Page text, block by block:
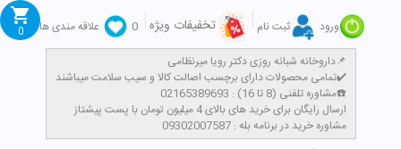
ورود ثبت نام تخفیفات ویژه 0
علاقه مندی ها
داروخانه شبانه روزی دکتر رویا میرنظامی📌
تمامی محصولات دارای برچسب اصالت کالا و سیب سلامت میباشند✔️
مشاوره تلفنی (8 تا 16) : 02165389693☎️
​ارسال رایگان برای خرید های بالای 4 میلیون تومان با پست پیشتاز
مشاوره خرید در برنامه بله : 09302007587
0